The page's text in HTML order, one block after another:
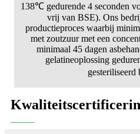
138℃ gedurende 4 seconden
vrij van BSE). Ons
productieproces waarbij
met zoutzuur met een
minimaal 45 dagen
gelatineoplossing